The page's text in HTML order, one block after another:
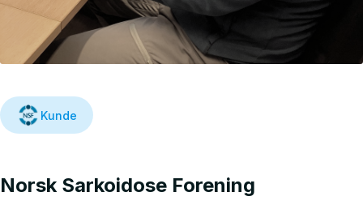
Kunde
Norsk Sarkoidose Forening